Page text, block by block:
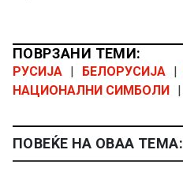
ПОВРЗАНИ ТЕМИ:
РУСИЈА | БЕЛОРУСИЈА |
НАЦИОНАЛНИ СИМБОЛИ |
ПОВЕЌЕ НА ОВАА ТЕМА: